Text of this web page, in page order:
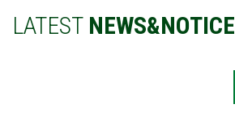
LATEST NEWS&NOTICE